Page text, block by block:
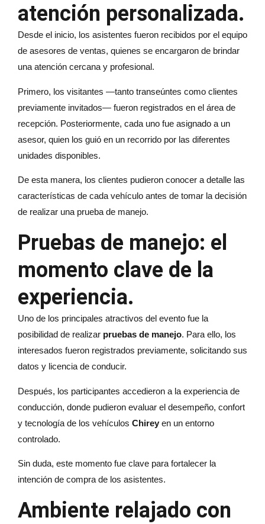
atención personalizada.
Desde el inicio, los asistentes fueron recibidos por el equipo
de asesores de ventas, quienes se encargaron de brindar
una atención cercana y profesional.
Primero, los visitantes —tanto transeúntes como clientes
previamente invitados— fueron registrados en el área de
recepción. Posteriormente, cada uno fue asignado a un
asesor, quien los guió en un recorrido por las diferentes
unidades disponibles.
De esta manera, los clientes pudieron conocer a detalle las
características de cada vehículo antes de tomar la decisión
de realizar una prueba de manejo.
Pruebas de manejo: el
momento clave de la
experiencia.
Uno de los principales atractivos del evento fue la
posibilidad de realizar pruebas de manejo. Para ello, los
interesados fueron registrados previamente, solicitando sus
datos y licencia de conducir.
Después, los participantes accedieron a la experiencia de
conducción, donde pudieron evaluar el desempeño, confort
y tecnología de los vehículos Chirey en un entorno
controlado.
Sin duda, este momento fue clave para fortalecer la
intención de compra de los asistentes.
Ambiente relajado con